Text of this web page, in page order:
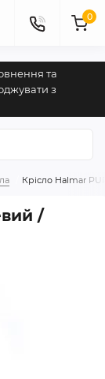
та
з
0
Крісло Halmar
/